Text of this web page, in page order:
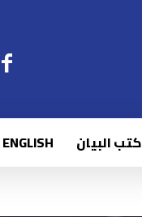
كتب البيان ENGLISH